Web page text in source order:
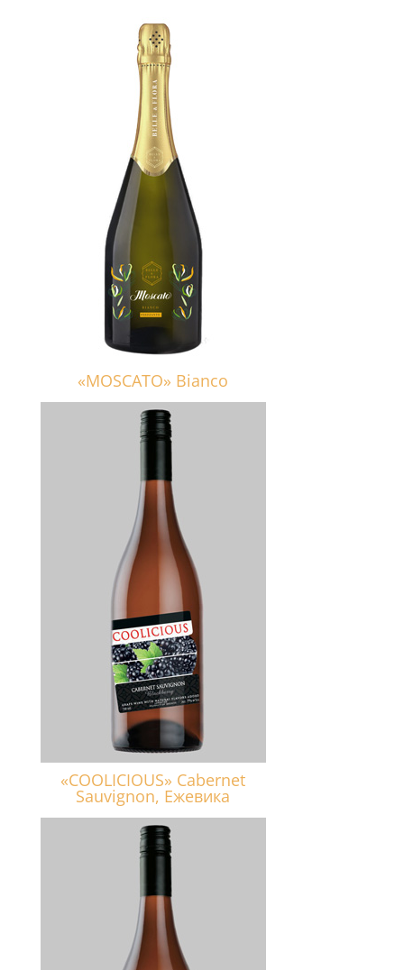
«MOSCATO» Bianco
«COOLICIOUS» Cabernet
Sauvignon, Ежевика